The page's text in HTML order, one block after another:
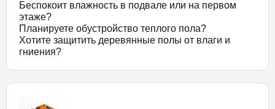
Беспокоит влажность в подвале или на первом
этаже?
Планируете обустройство теплого пола?
Хотите защитить деревянные полы от влаги и
гниения?